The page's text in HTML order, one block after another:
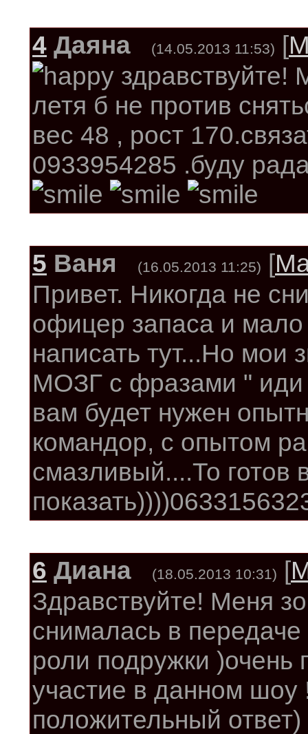
4 Даяна (14.05.2013 11:53) [
здравствуйте!
летя б не против
вес 48 , рост
0933954285 .буду
5 Ваня (16.05.2013 11:25) [
Привет. Никогда не
офицер запаса и
написать тут...Но
МОЗГ с фразами " иди
вам будет нужен
командор, с опытом
смазливый....То готов
6 Диана (18.05.2013 10:31) [
Здравствуйте! Меня
снималась в
роли подружки )очень
участие в данном шоу
положительный